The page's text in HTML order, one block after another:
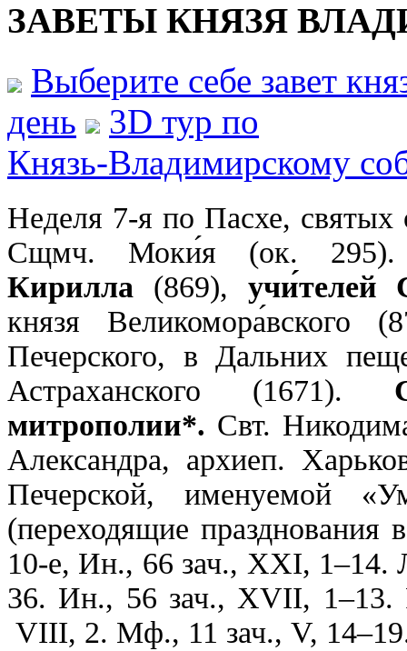
ЗАВЕТЫ КНЯЗЯ
Выберите себе завет
день
3D тур по
Князь-Владимирскому
Неделя 7-я по Пасхе,
Сщмч. Моки́я (ок.
Кирилла (869), учи́телей
князя Великомора́вского
Печерского, в Дальних
Астраханского (1671).
митрополии*. Свт.
Александра, архиеп.
Печерской, именуемой
(переходящие
10-е, Ин., 66 зач., XXI, 1–14.
36. Ин., 56 зач., XVII, 1–13.
VIII, 2. Мф., 11 зач., V,